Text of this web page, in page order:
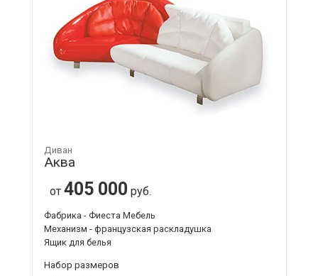
Диван
Аква
от 405 000 руб.
Фабрика - Фиеста Мебель
Механизм - французская раскладушка
Ящик для белья
Набор размеров